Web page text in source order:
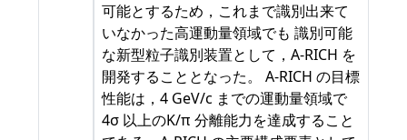
可能とするため，これまで識別出来て
いなかった高運動量領域でも 識別可能
な新型粒子識別装置として，A-RICH を
開発することとなった。 A-RICH の目標
性能は，4 GeV/c までの運動量領域で
4σ 以上のK/π 分離能力を達成すること